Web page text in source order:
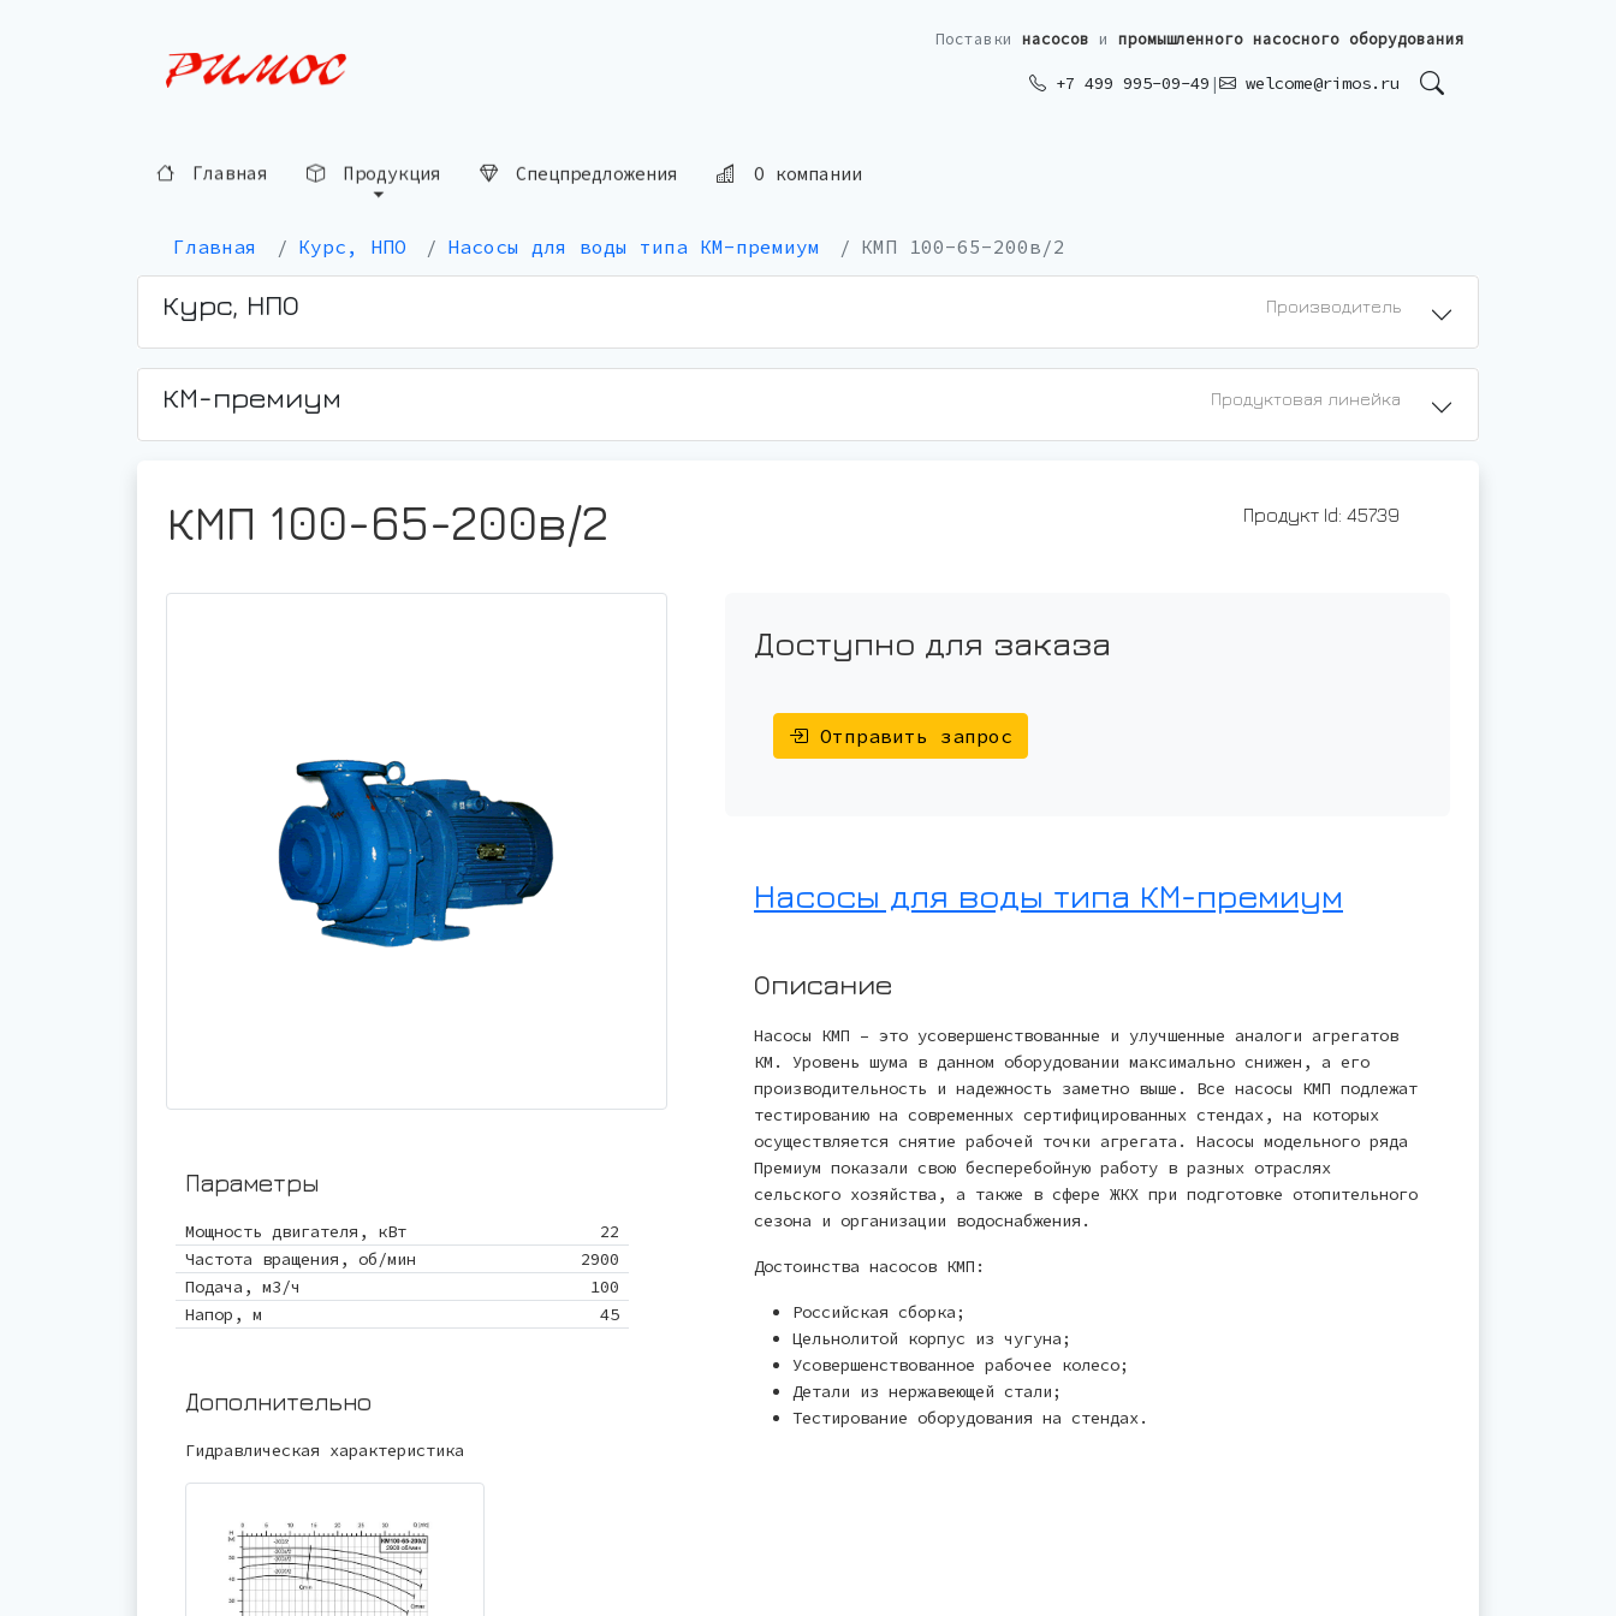
Поставки насосов и промышленного насосного оборудования
+7 499 995-09-49 | welcome@rimos.ru
Главная Продукция Спецпредложения О компании
Главная Курс, НПО Насосы для воды типа КМ-премиум КМП 100-65-200в/2
Курс, НПО Производитель
КМ-премиум Продуктовая линейка
КМП 100-65-200в/2 Продукт Id: 45739
Параметры
Мощность двигателя, кВт
22
Частота вращения, об/мин
2900
Подача, м3/ч
100
Напор, м
45
Дополнительно
Гидравлическая характеристика
Доступно для заказа
Отправить запрос
Насосы для воды типа КМ-премиум
Описание
Насосы КМП – это усовершенствованные и улучшенные аналоги агрегатов
КМ. Уровень шума в данном оборудовании максимально снижен, а его
производительность и надежность заметно выше. Все насосы КМП подлежат
тестированию на современных сертифицированных стендах, на которых
осуществляется снятие рабочей точки агрегата. Насосы модельного ряда
Премиум показали свою бесперебойную работу в разных отраслях
сельского хозяйства, а также в сфере ЖКХ при подготовке отопительного
сезона и организации водоснабжения.
Достоинства насосов КМП:
Российская сборка;
Цельнолитой корпус из чугуна;
Усовершенствованное рабочее колесо;
Детали из нержавеющей стали;
Тестирование оборудования на стендах.